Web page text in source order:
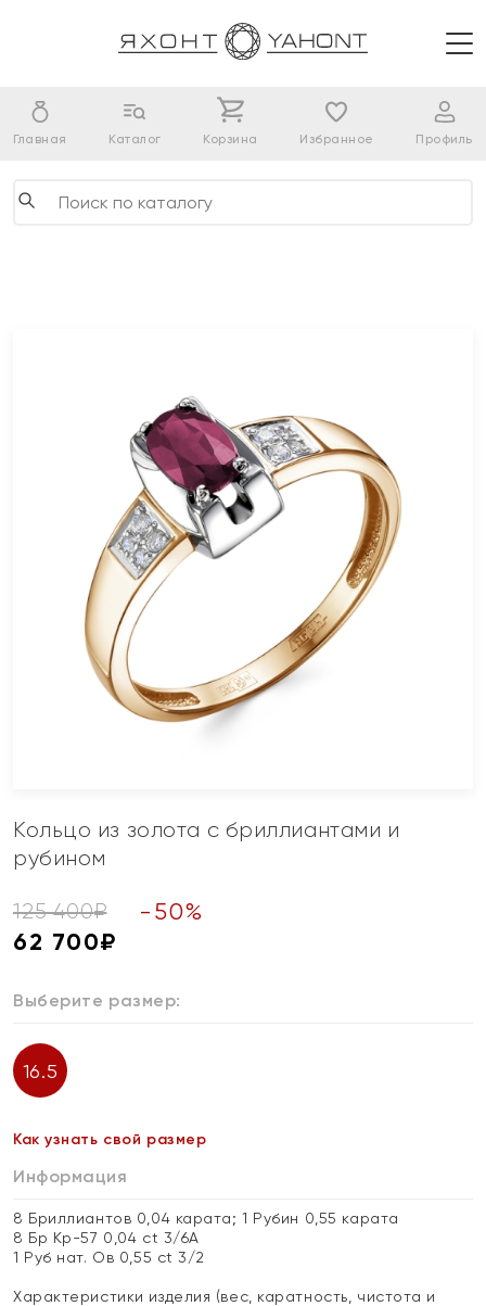
Главная Каталог Корзина Избранное Профиль
Кольцо из золота с бриллиантами и
рубином
125 400₽ - 50%
62 700₽
Выберите размер:
16.5
Как узнать свой размер
Информация
8 Бриллиантов 0,04 карата; 1 Рубин 0,55 карата
8 Бр Кр-57 0,04 ct 3/6А
1 Руб нат. Ов 0,55 ct 3/2
Характеристики изделия (вес, каратность, чистота и